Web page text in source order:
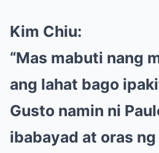
Kim Chiu:
“Mas mabuti nang
ang lahat bago
Gusto namin ni
ibabayad at oras ng